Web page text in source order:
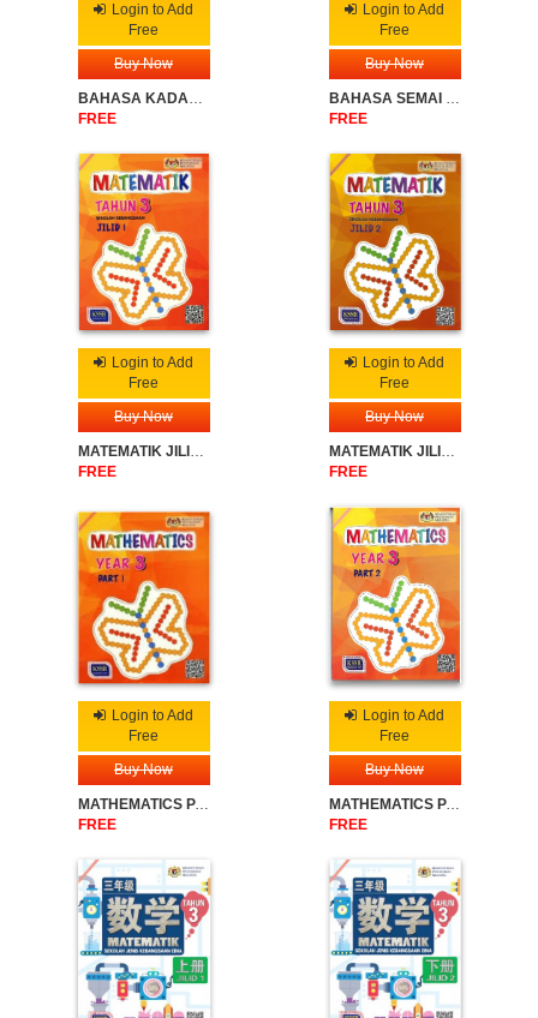
Login to Add
Free
Buy Now
BAHASA KADAZANDUSUN SK TAHUN 3
FREE
Login to Add
Free
Buy Now
BAHASA SEMAI SK TAHUN 3
FREE
Login to Add
Free
Buy Now
MATEMATIK JILID 1 SK TAHUN 3
FREE
Login to Add
Free
Buy Now
MATEMATIK JILID 2 SK TAHUN 3
FREE
Login to Add
Free
Buy Now
MATHEMATICS PART 1 YEAR 3
FREE
Login to Add
Free
Buy Now
MATHEMATICS PART 2 YEAR 3
FREE